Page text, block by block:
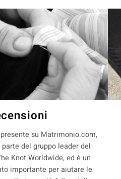
su Matrimonio.com,
del gruppo leader del
Knot Worldwide, ed è un
importante per aiutare le